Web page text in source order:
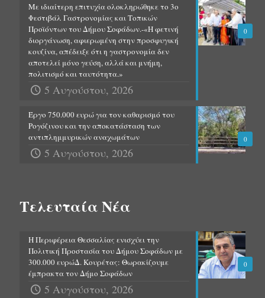
0
Με ιδιαίτερη επιτυχία ολοκληρώθηκε το 3ο
Φεστιβάλ Γαστρονομίας και Τοπικών
Προϊόντων του Δήμου Σοφάδων.-«Η φετινή
διοργάνωση, αφιερωμένη στην προσφυγική
κουζίνα, απέδειξε ότι η γαστρονομία δεν
αποτελεί μόνο γεύση, αλλά και μνήμη,
πολιτισμό και ταυτότητα.»
5 Αυγούστου, 2026
0
Έργο 750.000 ευρώ για τον καθαρισμό του
Ρογόζινου και την αποκατάσταση των
αντιπλημμυρικών αναχωμάτων
5 Αυγούστου, 2026
Τελευταία Νέα
0
Η Περιφέρεια Θεσσαλίας ενισχύει την
Πολιτική Προστασία του Δήμου Σοφάδων με
300.000 ευρώΔ. Κουρέτας: Θωρακίζουμε
έμπρακτα τον Δήμο Σοφάδων
5 Αυγούστου, 2026